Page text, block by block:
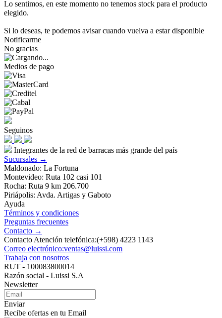
Lo sentimos, en este momento no tenemos stock para el producto
elegido.
Si lo deseas, te podemos avisar cuando vuelva a estar disponible
Notificarme
No gracias
Medios de pago
Seguinos
Integrantes de la red de barracas más grande del país
Sucursales →
Maldonado: La Fortuna
Montevideo: Ruta 102 casi 101
Rocha: Ruta 9 km 206.700
Piriápolis: Avda. Artigas y Gaboto
Ayuda
Términos y condiciones
Preguntas frecuentes
Contacto →
Contacto Atención telefónica:(+598) 4223 1143
Correo electrónico:ventas@luissi.com
Trabaja con nosotros
RUT - 100083800014
Razón social - Luissi S.A
Newsletter
Enviar
Recibe ofertas en tu Email